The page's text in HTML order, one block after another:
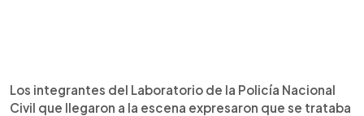
Los integrantes del Laboratorio de la Policía Nacional
Civil que llegaron a la escena expresaron que se trataba